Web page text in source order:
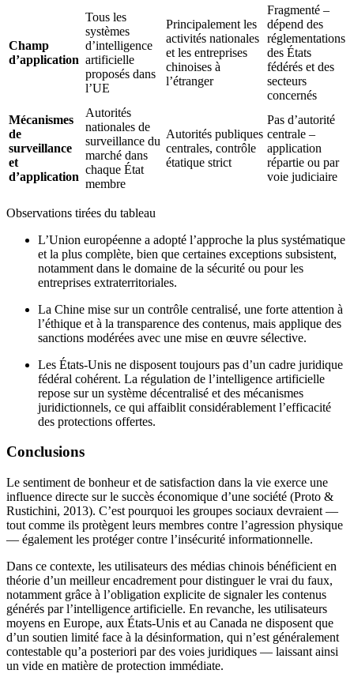
Champ
d’application
Tous les
systèmes
d’intelligence
artificielle
proposés dans
l’UE
Principalement les
activités nationales
et les entreprises
chinoises à
l’étranger
Fragmenté –
dépend des
réglementations
des États
fédérés et des
secteurs
concernés
Mécanismes
de
surveillance
et
d’application
Autorités
nationales de
surveillance du
marché dans
chaque État
membre
Autorités publiques
centrales, contrôle
étatique strict
Pas d’autorité
centrale –
application
répartie ou par
voie judiciaire
Observations tirées du tableau
L’Union européenne a adopté l’approche la plus systématique
et la plus complète, bien que certaines exceptions subsistent,
notamment dans le domaine de la sécurité ou pour les
entreprises extraterritoriales.
La Chine mise sur un contrôle centralisé, une forte attention à
l’éthique et à la transparence des contenus, mais applique des
sanctions modérées avec une mise en œuvre sélective.
Les États-Unis ne disposent toujours pas d’un cadre juridique
fédéral cohérent. La régulation de l’intelligence artificielle
repose sur un système décentralisé et des mécanismes
juridictionnels, ce qui affaiblit considérablement l’efficacité
des protections offertes.
Conclusions
Le sentiment de bonheur et de satisfaction dans la vie exerce une
influence directe sur le succès économique d’une société (Proto &
Rustichini, 2013). C’est pourquoi les groupes sociaux devraient —
tout comme ils protègent leurs membres contre l’agression physique
— également les protéger contre l’insécurité informationnelle.
Dans ce contexte, les utilisateurs des médias chinois bénéficient en
théorie d’un meilleur encadrement pour distinguer le vrai du faux,
notamment grâce à l’obligation explicite de signaler les contenus
générés parl’intelligence artificielle. En revanche, les utilisateurs
moyens en Europe, aux États-Unis et au Canada ne disposent que
d’un soutien limité face à la désinformation, qui n’est généralement
contestable qu’a posteriori par des voies juridiques — laissant ainsi
un vide en matière de protection immédiate.